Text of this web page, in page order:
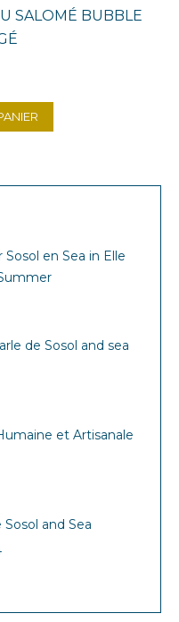
SALOMÉ BUBBLE
en Sea in Elle
de Sosol and sea
et Artisanale
and Sea